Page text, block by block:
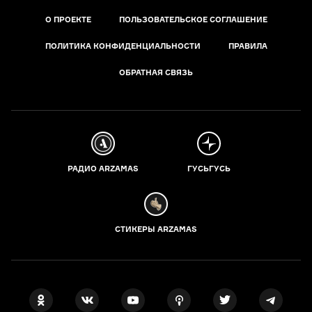
О ПРОЕКТЕ ПОЛЬЗОВАТЕЛЬСКОЕ СОГЛАШЕНИЕ
ПОЛИТИКА КОНФИДЕНЦИАЛЬНОСТИ ПРАВИЛА
ОБРАТНАЯ СВЯЗЬ
РАДИО ARZAMAS ГУСЬГУСЬ
СТИКЕРЫ ARZAMAS